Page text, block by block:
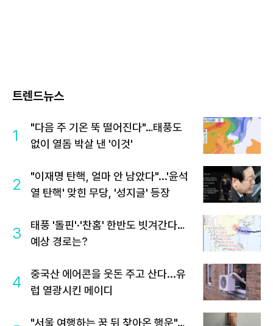
트렌드뉴스
1
"다음 주 기온 뚝 떨어진다"…태풍도
없이 열돔 박살 낸 '이것'
2
"이재명 탄핵, 얼마 안 남았다"...'윤석
열 탄핵' 맞힌 무당, '성지글' 등장
3
태풍 '돌핀'·'찬홈' 한반도 빗겨간다…
예상 경로는?
4
중국산 에어콘을 웃돈 주고 산다...유
럽 열광시킨 메이디
"서울 여행하는 꿈 뒤 찾아온 행운"…